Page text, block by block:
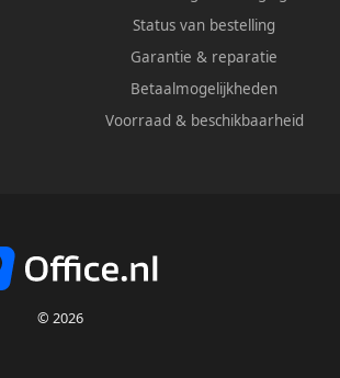
Status van bestelling
Garantie & reparatie
Betaalmogelijkheden
Voorraad & beschikbaarheid
© 2026